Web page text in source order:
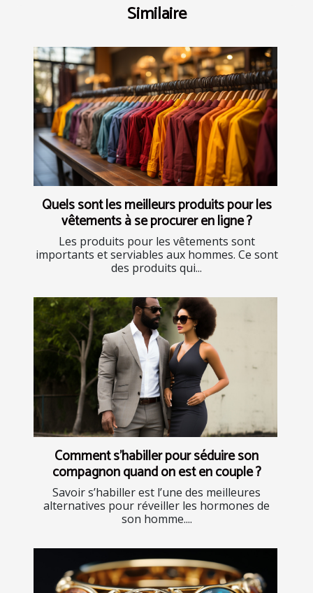
Similaire
Quels sont les meilleurs produits pour les
vêtements à se procurer en ligne ?
Les produits pour les vêtements sont
importants et serviables aux hommes. Ce sont
des produits qui...
Comment s'habiller pour séduire son
compagnon quand on est en couple ?
Savoir s’habiller est l’une des meilleures
alternatives pour réveiller les hormones de
son homme....